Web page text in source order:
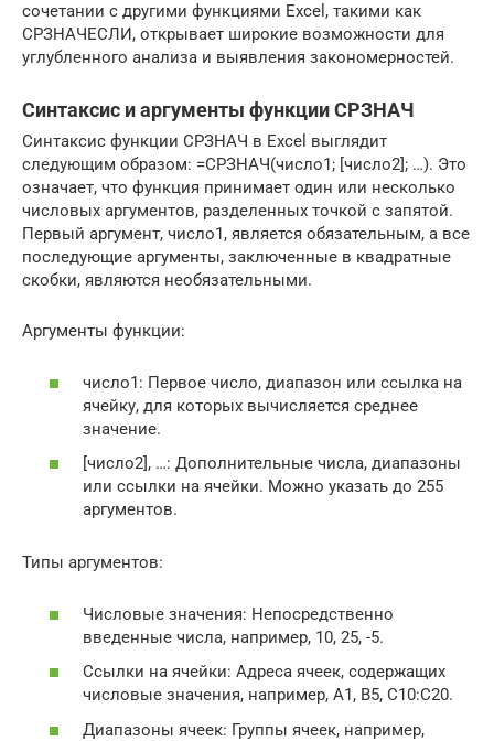
сочетании с другими функциями Excel, такими как
СРЗНАЧЕСЛИ, открывает широкие возможности для
углубленного анализа и выявления закономерностей.
Синтаксис и аргументы функции СРЗНАЧ
Синтаксис функции СРЗНАЧ в Excel выглядит
следующим образом: =СРЗНАЧ(число1; [число2]; …). Это
означает, что функция принимает один или несколько
числовых аргументов, разделенных точкой с запятой.
Первый аргумент, число1, является обязательным, а все
последующие аргументы, заключенные в квадратные
скобки, являются необязательными.
Аргументы функции:
число1: Первое число, диапазон или ссылка на
ячейку, для которых вычисляется среднее
значение.
[число2], …: Дополнительные числа, диапазоны
или ссылки на ячейки. Можно указать до 255
аргументов.
Типы аргументов:
Числовые значения: Непосредственно
введенные числа, например, 10, 25, -5.
Ссылки на ячейки: Адреса ячеек, содержащих
числовые значения, например, A1, B5, C10:C20.
Диапазоны ячеек: Группы ячеек, например,